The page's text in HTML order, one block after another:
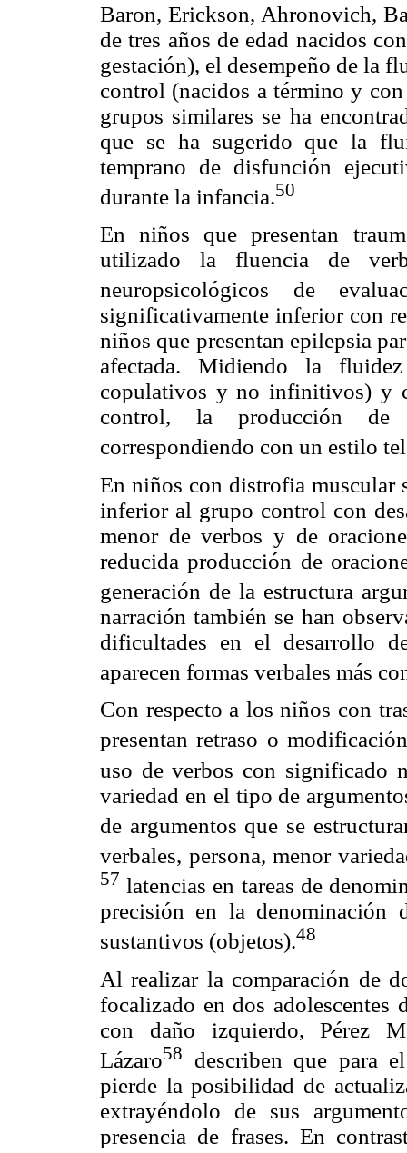
Baron, Erickson, Ahronovich,
de tres años de edad nacidos
gestación), el desempeño de la
control (nacidos a término y
grupos similares se ha
que se ha sugerido que la
temprano de disfunción
durante la infancia.50
En niños que presentan
utilizado la fluencia de
neuropsicológicos de
significativamente inferior con
niños que presentan epilepsia
afectada. Midiendo la
copulativos y no infinitivos) y
control, la producción
correspondiendo con un estilo
En niños con distrofia muscular
inferior al grupo control con
menor de verbos y de
reducida producción de
generación de la estructura
narración también se han
dificultades en el desarrollo
aparecen formas verbales más
Con respecto a los niños con
presentan retraso o
uso de verbos con significado
variedad en el tipo de
de argumentos que se
verbales, persona, menor
57 latencias en tareas de
precisión en la denominación
sustantivos (objetos).48
Al realizar la comparación de
focalizado en dos
con daño izquierdo, Pérez
Lázaro58
describen que para
pierde la posibilidad de
extrayéndolo de sus
presencia de frases. En